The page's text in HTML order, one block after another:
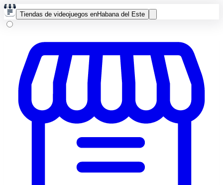
Tiendas de videojuegos enHabana del Este